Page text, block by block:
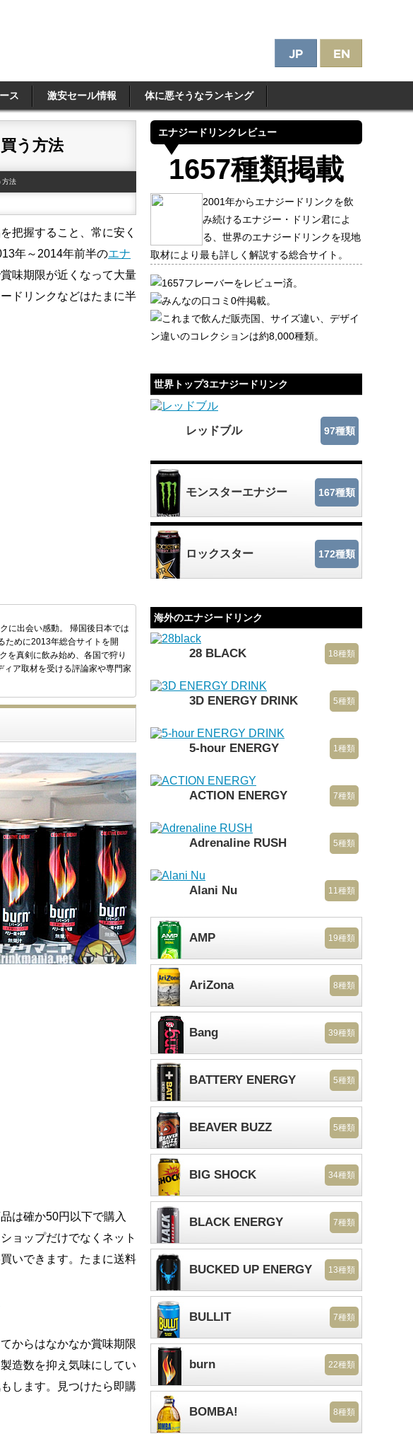
ス 激安セール情報 体に悪そうなランキング
う方法
方法
把握すること、常に安く
年～2014年前半のエナ
味期限が近くなって大量
ドリンクなどはたまに半
に出会い感動。 帰国後日本では
ために2013年総合サイトを開
を真剣に飲み始め、各国で狩り
ア取材を受ける評論家や専門家
は確か50円以下で購入
ョップだけでなくネット
いできます。たまに送料
からはなかなか賞味期限
造数を抑え気味にしてい
します。見つけたら即購
エナジードリンクレビュー
1657種類掲載
2001年からエナジードリンクを飲
み続けるエナジー・ドリン君によ
る、世界のエナジードリンクを現地
取材により最も詳しく解説する総合サイト。
1657フレーバーをレビュー済。
みんなの口コミ0件掲載。
これまで飲んだ販売国、サイズ違い、デザイ
ン違いのコレクションは約8,000種類。
世界トップ3エナジードリンク
レッドブル 97種類
モンスターエナジー 167種類
ロックスター 172種類
海外のエナジードリンク
28 BLACK 18種類
3D ENERGY DRINK 5種類
5-hour ENERGY 1種類
ACTION ENERGY 7種類
Adrenaline RUSH 5種類
Alani Nu 11種類
AMP 19種類
AriZona 8種類
Bang 39種類
BATTERY ENERGY 5種類
BEAVER BUZZ 5種類
BIG SHOCK 34種類
BLACK ENERGY 7種類
BUCKED UP ENERGY 13種類
BULLIT 7種類
burn 22種類
BOMBA! 8種類